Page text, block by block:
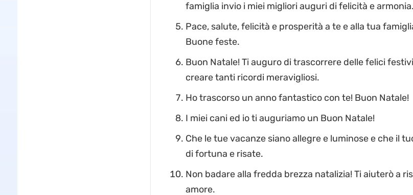
famiglia invio i miei migliori auguri di felicità e armonia.
Pace, salute, felicità e prosperità a te e alla tua
Buone feste.
Buon Natale! Ti auguro di trascorrere delle felici
creare tanti ricordi meravigliosi.
Ho trascorso un anno fantastico con te! Buon Natale!
I miei cani ed io ti auguriamo un Buon Natale!
Che le tue vacanze siano allegre e luminose e che il
di fortuna e risate.
Non badare alla fredda brezza natalizia! Ti aiuterò a
amore.